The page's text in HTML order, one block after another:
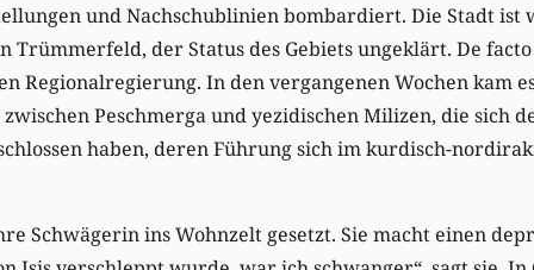
und Nachschublinien bombardiert. Die Stadt ist
Trümmerfeld, der Status des Gebiets ungeklärt. De
Regionalregierung. In den vergangenen Wochen kam
Peschmerga und yezidischen Milizen, die sich
haben, deren Führung sich im kurdisch-
Schwägerin ins Wohnzelt gesetzt. Sie macht einen